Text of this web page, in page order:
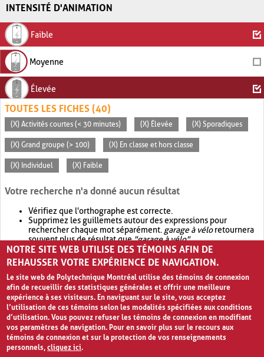
INTENSITÉ D'ANIMATION
Faible
Moyenne
Élevée
TOUTES LES FICHES (40)
(X) Activités courtes (< 30 minutes) (X) Élevée (X) Sporadiques
(X) Grand groupe (> 100) (X) En classe et hors classe
(X) Individuel (X) Faible
Votre recherche n'a donné aucun résultat
Vérifiez que l'orthographe est correcte.
Supprimez les guillemets autour des expressions pour
rechercher chaque mot séparément. garage à véloretournera
souvent plus de résultat que"garage à vélo".
Envisagez d'élargir votre recherche avec OR.garage OR vélo
retournera souvent plus de résultat quegarage à vélo
NOTRE SITE WEB UTILISE DES TÉMOINS AFIN DE
REHAUSSER VOTRE EXPÉRIENCE DE NAVIGATION.
Le site web de Polytechnique Montréal utilise des témoins de connexion
afin de recueillir des statistiques générales et offrir une meilleure
expérience à ses visiteurs. En naviguant sur le site, vous acceptez
l’utilisation de ces témoins selon les modalités spécifiées aux conditions
d’utilisation. Vous pouvez refuser les témoins de connexion en modifiant
vos paramètres de navigation. Pour en savoir plus sur le recours aux
témoins de connexion et sur la protection de vos renseignements
personnels,cliquez ici.